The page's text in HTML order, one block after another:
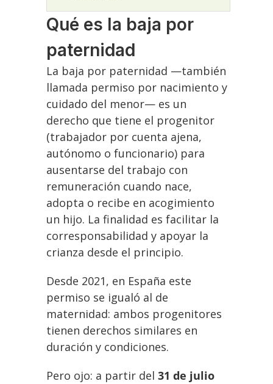
Qué es la baja por
paternidad
La baja por paternidad —también
llamada permiso por nacimiento y
cuidado del menor— es un
derecho que tiene el progenitor
(trabajador por cuenta ajena,
autónomo o funcionario) para
ausentarse del trabajo con
remuneración cuando nace,
adopta o recibe en acogimiento
un hijo. La finalidad es facilitar la
corresponsabilidad y apoyar la
crianza desde el principio.
Desde 2021, en España este
permiso se igualó al de
maternidad: ambos progenitores
tienen derechos similares en
duración y condiciones.
Pero ojo: a partir del31 de julio